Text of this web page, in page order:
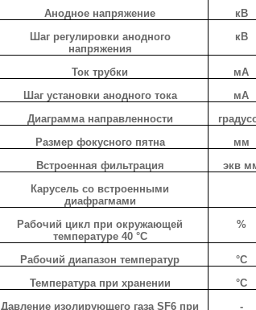
Анодное напряжение
кВ
Шаг регулировки анодного
напряжения
кВ
Ток трубки мА
Шаг установки анодного тока
мА
Диаграмма направленности
Размер фокусного пятна
мм
Встроенная фильтрация
экв
Карусель со встроенными
диафрагмами
Рабочий цикл при окружающей
температуре 40 °С
%
Рабочий диапазон температур °C
Температура при хранении
°C
Давление изолирующего газа SF6 при
-